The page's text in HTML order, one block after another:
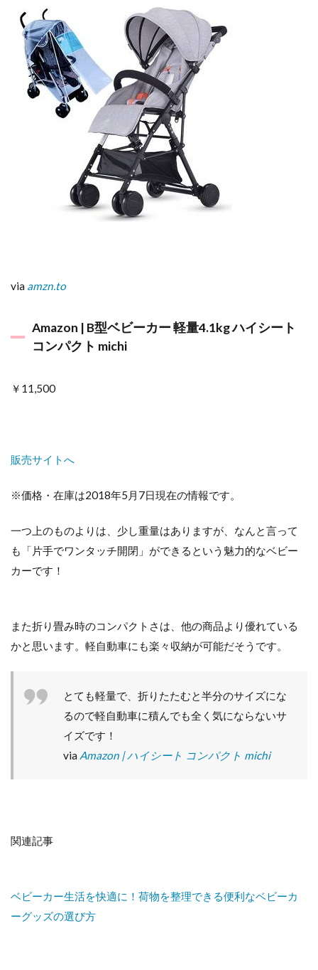
via amzn.to
Amazon | B型ベビーカー 軽量4.1kg ハイシート
コンパクト michi
￥11,500
販売サイトへ
※価格・在庫は2018年5月7日現在の情報です。
一つ上のものよりは、少し重量はありますが、なんと言って
も「片手でワンタッチ開閉」ができるという魅力的なベビー
カーです！
また折り畳み時のコンパクトさは、他の商品より優れている
かと思います。軽自動車にも楽々収納が可能だそうです。
とても軽量で、折りたたむと半分のサイズにな
るので軽自動車に積んでも全く気にならないサ
イズです！
via Amazon | ハイシート コンパクト michi
関連記事
ベビーカー生活を快適に！荷物を整理できる便利なベビーカ
ーグッズの選び方